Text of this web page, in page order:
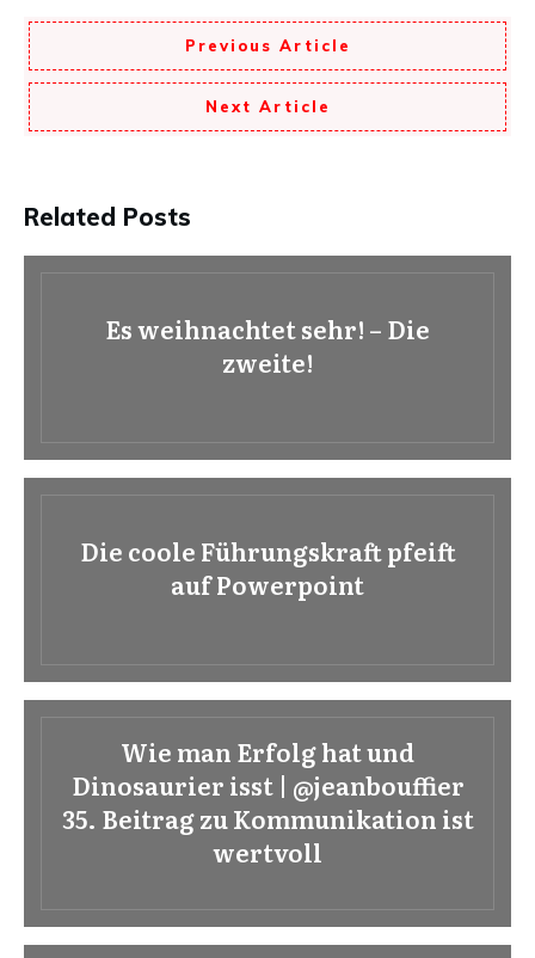
Previous Article
Next Article
Related Posts
Es weihnachtet sehr! – Die
zweite!
Die coole Führungskraft pfeift
auf Powerpoint
Wie man Erfolg hat und
Dinosaurier isst | @jeanbouffier
35. Beitrag zu Kommunikation ist
wertvoll